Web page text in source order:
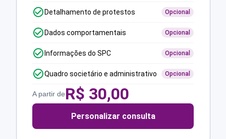
Detalhamento de protestos Opcional
Dados comportamentais Opcional
Informações do SPC Opcional
Quadro societário e administrativo Opcional
A partir deR$ 30,00
Personalizar consulta